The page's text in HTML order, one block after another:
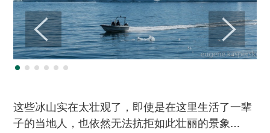
这些冰山实在太壮观了，即使是在这里生活了一辈
子的当地人，也依然无法抗拒如此壮丽的景象…